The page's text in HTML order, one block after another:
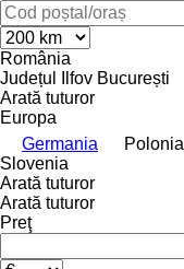
România
Județul Ilfov București
Arată tuturor
Europa
Germania
Polonia
Slovenia
Arată tuturor
Arată tuturor
Preţ